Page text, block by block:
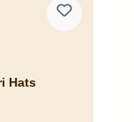
Hats